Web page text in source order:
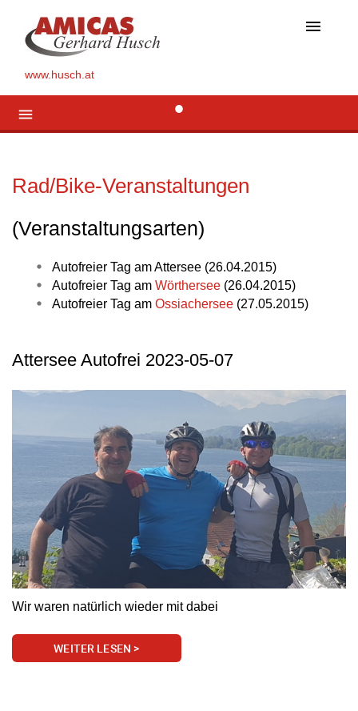
menu
www.husch.at
menu
Rad/Bike-Veranstaltungen
(Veranstaltungsarten)
Autofreier Tag am Attersee (26.04.2015)
Autofreier Tag am Wörthersee (26.04.2015)
Autofreier Tag am Ossiachersee (27.05.2015)
Attersee Autofrei 2023-05-07
Wir waren natürlich wieder mit dabei
WEITER LESEN >